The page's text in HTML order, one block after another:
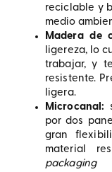
reciclable y
medio
Madera de
ligereza, lo
trabajar, y
resistente.
ligera.
Microcanal:
por dos
gran
material
packaging